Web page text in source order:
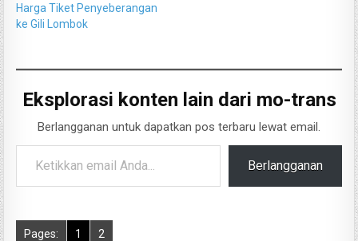
Harga Tiket Penyeberangan
ke Gili Lombok
Eksplorasi konten lain dari mo-trans
Berlangganan untuk dapatkan pos terbaru lewat email.
Ketikkan email Anda...
Berlangganan
Pages: 1 2